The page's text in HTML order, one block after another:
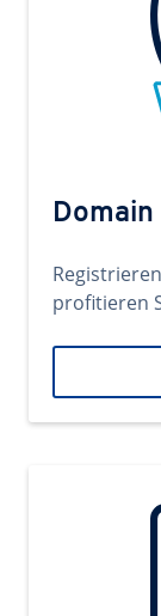
Domain
profitieren